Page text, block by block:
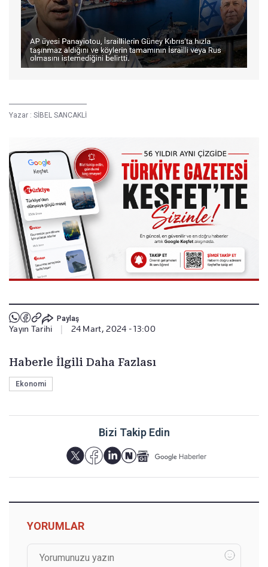
Yazar : SİBEL SANCAKLİ
Paylaş
Yayın Tarihi 24 Mart, 2024 - 13:00
Haberle İlgili Daha Fazlası
Ekonomi
Bizi Takip Edin
YORUMLAR